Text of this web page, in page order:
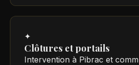
✦
Clôtures et portails
Intervention à Pibrac et